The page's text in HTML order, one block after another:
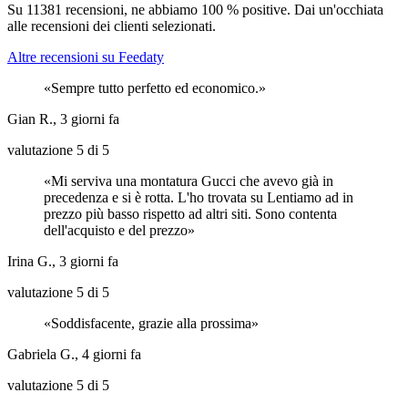
Su 11381 recensioni, ne abbiamo 100 % positive. Dai un'occhiata
alle recensioni dei clienti selezionati.
Altre recensioni su Feedaty
Sempre tutto perfetto ed economico.
Gian R., 3 giorni fa
valutazione 5 di 5
Mi serviva una montatura Gucci che avevo già in
precedenza e si è rotta. L'ho trovata su Lentiamo ad in
prezzo più basso rispetto ad altri siti. Sono contenta
dell'acquisto e del prezzo
Irina G., 3 giorni fa
valutazione 5 di 5
Soddisfacente, grazie alla prossima
Gabriela G., 4 giorni fa
valutazione 5 di 5